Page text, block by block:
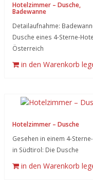
Hotelzimmer – Dusche,
Badewanne
Detailaufnahme:
Dusche eines 4-Sterne-
Österreich
in den Warenkorb
Hotelzimmer – Dusche
Gesehen in einem 4-
in Südtirol: Die Dusche
in den Warenkorb